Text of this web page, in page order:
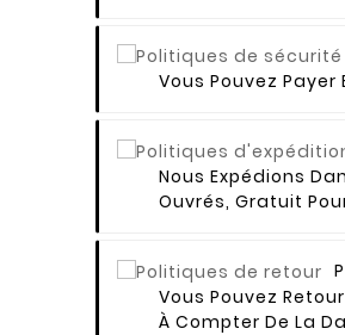
Vous Pouvez
Nous Expédions
Ouvrés, Gratuit
Vous Pouvez
À Compter De La